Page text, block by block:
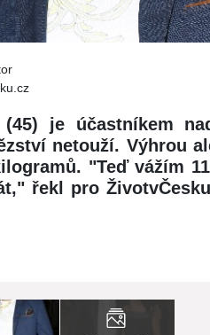
(45) je účastníkem
netouží. Výhrou
"Teď vážím
řekl pro